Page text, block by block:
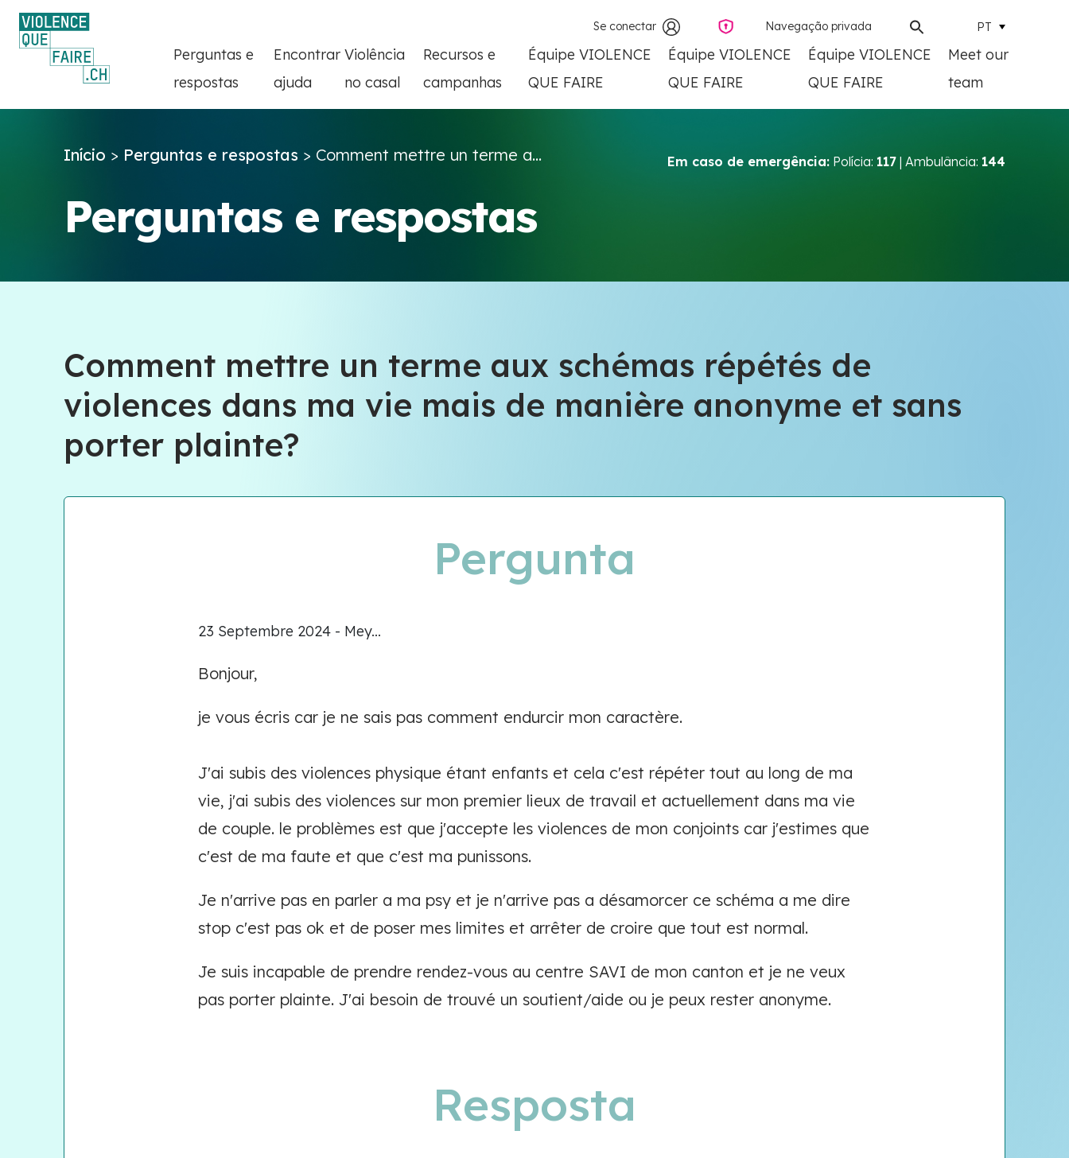
Se conectar Navegação privada PT
Perguntas e
respostas
Encontrar
ajuda
Violência
no casal
Recursos e
campanhas
Équipe VIOLENCE
QUE FAIRE
Équipe VIOLENCE
QUE FAIRE
Équipe VIOLENCE
QUE FAIRE
Meet our
team
Início > Perguntas e respostas > Comment mettre un terme a... Em caso de emergência: Polícia: 117 | Ambulância: 144
Perguntas e respostas
Comment mettre un terme aux schémas répétés de
violences dans ma vie mais de manière anonyme et sans
porter plainte?
Pergunta
23 Septembre 2024 - Mey...
Bonjour,
je vous écris car je ne sais pas comment endurcir mon caractère.
J'ai subis des violences physique étant enfants et cela c'est répéter tout au long de ma
vie, j'ai subis des violences sur mon premier lieux de travail et actuellement dans ma vie
de couple. le problèmes est que j'accepte les violences de mon conjoints car j'estimes que
c'est de ma faute et que c'est ma punissons.
Je n'arrive pas en parler a ma psy et je n'arrive pas a désamorcer ce schéma a me dire
stop c'est pas ok et de poser mes limites et arrêter de croire que tout est normal.
Je suis incapable de prendre rendez-vous au centre SAVI de mon canton et je ne veux
pas porter plainte. J'ai besoin de trouvé un soutient/aide ou je peux rester anonyme.
Resposta